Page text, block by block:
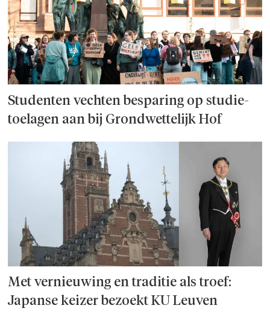
Studenten vechten besparing op studie­
toelagen aan bij Grondwettelijk Hof
Met vernieuwing en traditie als troef:
Japanse keizer bezoekt KU Leuven